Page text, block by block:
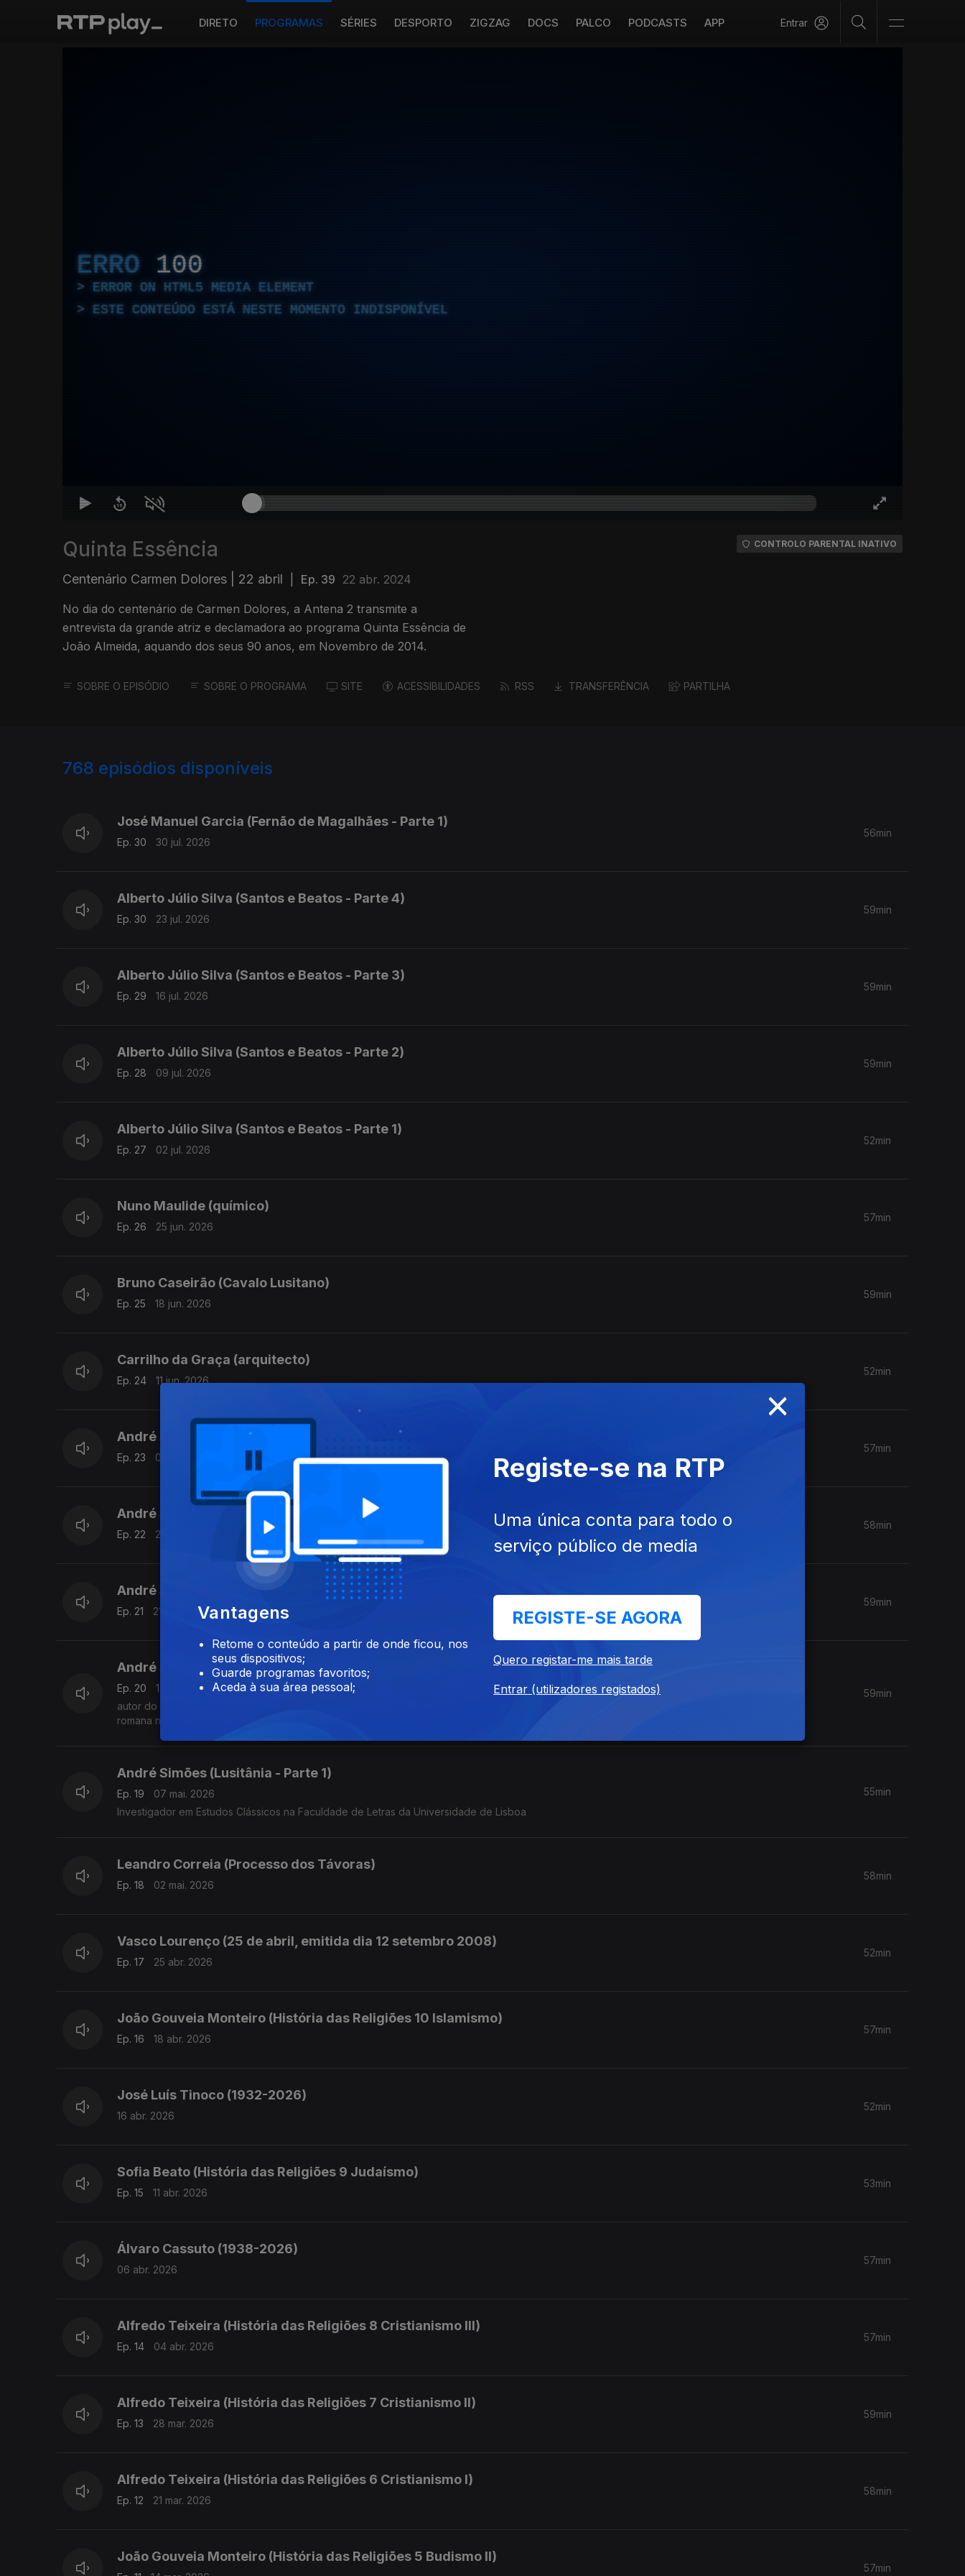
DIRETO PROGRAMAS SÉRIES DESPORTO ZIGZAG DOCS PALCO PODCASTS APP Entrar
ERRO 100
ERROR ON HTML5 MEDIA ELEMENT
ESTE CONTEÚDO ESTÁ NESTE MOMENTO INDISPONÍVEL
Quinta Essência
Centenário Carmen Dolores | 22 abril Ep. 39 22 abr. 2024
No dia do centenário de Carmen Dolores, a Antena 2 transmite a
entrevista da grande atriz e declamadora ao programa Quinta Essência de
João Almeida, aquando dos seus 90 anos, em Novembro de 2014.
CONTROLO PARENTAL INATIVO
SOBRE O EPISÓDIO SOBRE O PROGRAMA SITE ACESSIBILIDADES RSS TRANSFERÊNCIA PARTILHA
768 episódios disponíveis
José Manuel Garcia (Fernão de Magalhães - Parte 1)
Ep. 30 30 jul. 2026
56min
Alberto Júlio Silva (Santos e Beatos - Parte 4)
Ep. 30 23 jul. 2026
59min
Alberto Júlio Silva (Santos e Beatos - Parte 3)
Ep. 29 16 jul. 2026
59min
Alberto Júlio Silva (Santos e Beatos - Parte 2)
Ep. 28 09 jul. 2026
59min
Alberto Júlio Silva (Santos e Beatos - Parte 1)
Ep. 27 02 jul. 2026
52min
Nuno Maulide (químico)
Ep. 26 25 jun. 2026
57min
Bruno Caseirão (Cavalo Lusitano)
Ep. 25 18 jun. 2026
59min
Carrilho da Graça (arquitecto)
Ep. 24 11 jun. 2026
52min
André Simões (Lusitânia - Parte 5)
Ep. 23 04 jun. 2026
57min
André Simões (Lusitânia - Parte 4)
Ep. 22 28 mai. 2026
58min
André Simões (Lusitânia - Parte 3)
Ep. 21 21 mai. 2026
59min
André Simões (Lusitânia - Parte 2)
Ep. 20
14 mai. 2026
autor do livro intitulado “Lusitânia, A Vida dos Cássios, Uma Família na Lisboa Romana”, que descreve a via duma familia
romana na Lisboa de há perto de 2000 anos
59min
André Simões (Lusitânia - Parte 1)
Ep. 19
07 mai. 2026
Investigador em Estudos Clássicos na Faculdade de Letras da Universidade de Lisboa
55min
Leandro Correia (Processo dos Távoras)
Ep. 18 02 mai. 2026
58min
Vasco Lourenço (25 de abril, emitida dia 12 setembro 2008)
Ep. 17 25 abr. 2026
52min
João Gouveia Monteiro (História das Religiões 10 Islamismo)
Ep. 16 18 abr. 2026
57min
José Luís Tinoco (1932-2026)
16 abr. 2026
52min
Sofia Beato (História das Religiões 9 Judaísmo)
Ep. 15 11 abr. 2026
53min
Álvaro Cassuto (1938-2026)
06 abr. 2026
57min
Alfredo Teixeira (História das Religiões 8 Cristianismo III)
Ep. 14 04 abr. 2026
57min
Alfredo Teixeira (História das Religiões 7 Cristianismo II)
Ep. 13 28 mar. 2026
59min
Alfredo Teixeira (História das Religiões 6 Cristianismo I)
Ep. 12 21 mar. 2026
58min
João Gouveia Monteiro (História das Religiões 5 Budismo II)
57min
×
Vantagens
Retome o conteúdo a partir de onde ficou, nos
seus dispositivos;
Guarde programas favoritos;
Aceda à sua área pessoal;
Registe-se na RTP
Uma única conta para todo o
serviço público de media
REGISTE-SE AGORA
Quero registar-me mais tarde
Entrar (utilizadores registados)